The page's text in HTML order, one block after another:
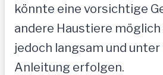
könnte eine vorsichtige
andere Haustiere
jedoch langsam und
Anleitung erfolgen.